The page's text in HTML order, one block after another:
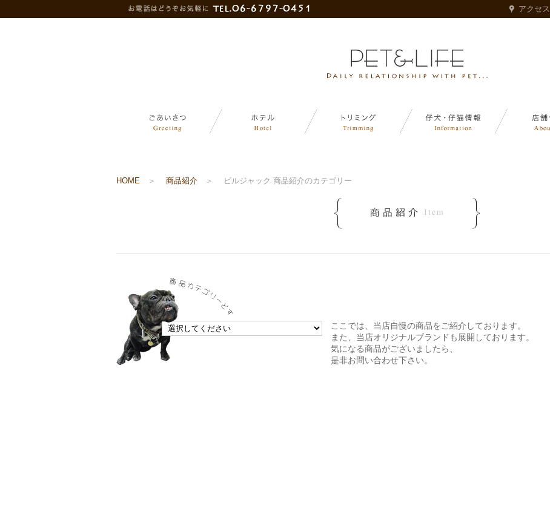
アクセス
HOME ＞ 商品紹介 ＞ ビルジャック 商品紹介のカテゴリー
ここでは、当店自慢の商品をご紹介しております。
また、当店オリジナルブランドも展開しております。
気になる商品がございましたら、
是非お問い合わせ下さい。